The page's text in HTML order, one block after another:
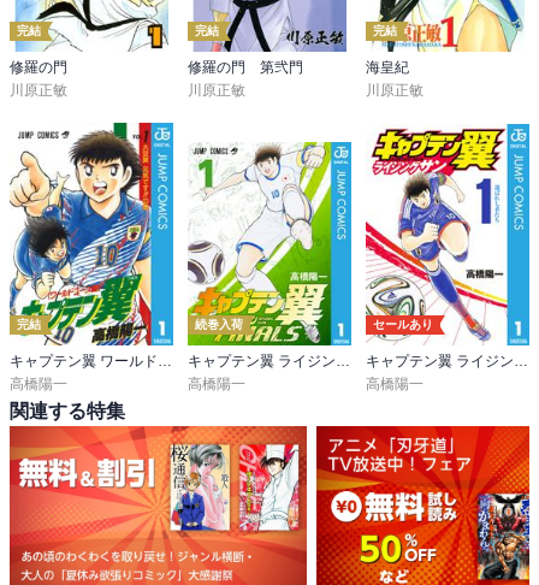
完結
修羅の門
川原正敏
完結
修羅の門 第弐門
川原正敏
完結
海皇紀
川原正敏
完結
キャプテン翼 ワールドユース編
高橋陽一
続巻入荷
キャプテン翼 ライジングサン FINALS
高橋陽一
セールあり
キャプテン翼 ライジングサン
高橋陽一
関連する特集